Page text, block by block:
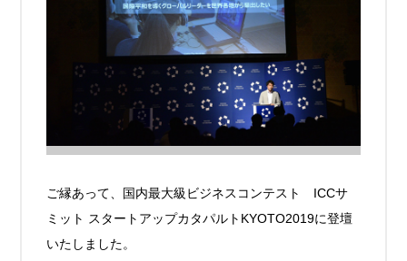
ご縁あって、国内最大級ビジネスコンテスト ICCサ
ミット スタートアップカタパルトKYOTO2019に登壇
いたしました。